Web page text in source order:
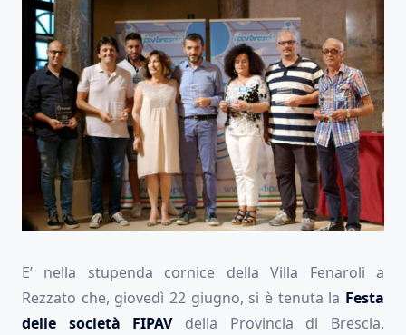
E’ nella stupenda cornice della Villa Fenaroli a
Rezzato che, giovedì 22 giugno, si è tenuta la Festa
delle società FIPAVdella Provincia di Brescia.